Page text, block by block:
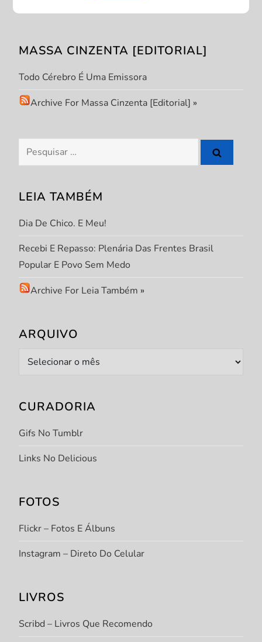
ç
o
d
P
o
s
t
MASSA CINZENTA [EDITORIAL]
Todo Cérebro É Uma Emissora
Archive For Massa Cinzenta [Editorial] »
Pesquisar
por:
LEIA TAMBÉM
Dia De Chico. E Meu!
Recebi E Repasso: Plenária Das Frentes Brasil
Popular E Povo Sem Medo
Archive For Leia Também »
ARQUIVO
Arquivo
CURADORIA
Gifs No Tumblr
Links No Delicious
FOTOS
Flickr – Fotos E Álbuns
Instagram – Direto Do Celular
LIVROS
Scribd – Livros Que Recomendo